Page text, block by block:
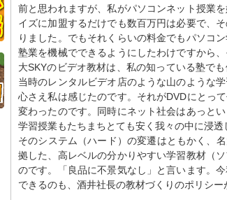
前と思われますが、私がパソコンネット授業
イズに加盟するだけでも数百万円は必要で、
りました。でもそれくらいの料金でもパソコ
塾業を機械でできるようにしたわけですから
大SKYのビデオ教材は、私の知っている塾で
当時のレンタルビデオ店のような山のような
心さえ私は感じたのです。それがDVDにとっ
変わったのです。同時にネット社会はあっと
学習授業もたちまちとても安く我々の中に浸透
そのシステム（ハード）の変遷はともかく、
拠した、高レベルの分かりやすい学習教材（
のです。「良品に不景気なし」と言います。
できるのも、酒井社長の教材づくりのポリシー